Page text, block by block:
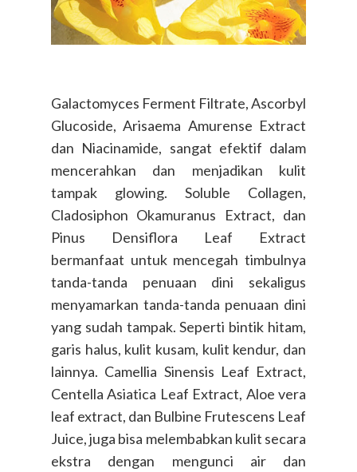
Galactomyces Ferment Filtrate, Ascorbyl
Glucoside, Arisaema Amurense Extract
dan Niacinamide, sangat efektif dalam
mencerahkan dan menjadikan kulit
tampak glowing. Soluble Collagen,
Cladosiphon Okamuranus Extract, dan
Pinus Densiflora Leaf Extract
bermanfaat untuk mencegah timbulnya
tanda-tanda penuaan dini sekaligus
menyamarkan tanda-tanda penuaan dini
yang sudah tampak. Seperti bintik hitam,
garis halus, kulit kusam, kulit kendur, dan
lainnya. Camellia Sinensis Leaf Extract,
Centella Asiatica Leaf Extract, Aloe vera
leaf extract, dan Bulbine Frutescens Leaf
Juice, juga bisa melembabkan kulit secara
ekstra dengan mengunci air dan